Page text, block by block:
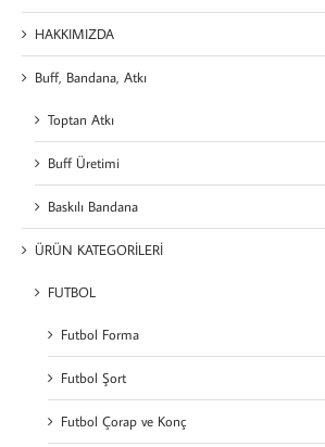
HAKKIMIZDA
Buff, Bandana, Atkı
Toptan Atkı
Buff Üretimi
Baskılı Bandana
ÜRÜN KATEGORİLERİ
FUTBOL
Futbol Forma
Futbol Şort
Futbol Çorap ve Konç